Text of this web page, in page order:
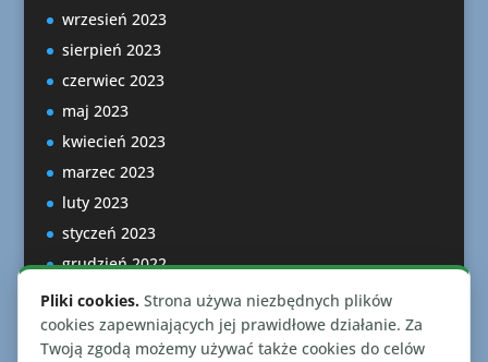
wrzesień 2023
sierpień 2023
czerwiec 2023
maj 2023
kwiecień 2023
marzec 2023
luty 2023
styczeń 2023
grudzień 2022
listopad 2022
październik 2022
Pliki cookies. Strona używa niezbędnych plików
cookies zapewniających jej prawidłowe działanie. Za
Twoją zgodą możemy używać także cookies do celów